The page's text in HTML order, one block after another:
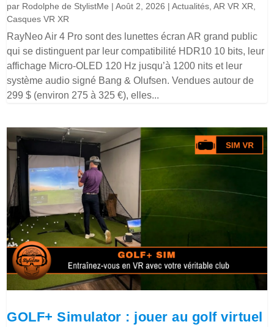
par Rodolphe de StylistMe |Août 2, 2026 |Actualités,AR VR XR,
Casques VR XR
RayNeo Air 4 Pro sont des lunettes écran AR grand public
qui se distinguent par leur compatibilité HDR10 10 bits, leur
affichage Micro-OLED 120 Hz jusqu’à 1200 nits et leur
système audio signé Bang & Olufsen. Vendues autour de
299 $ (environ 275 à 325 €), elles...
GOLF+ Simulator : jouer au golf virtuel